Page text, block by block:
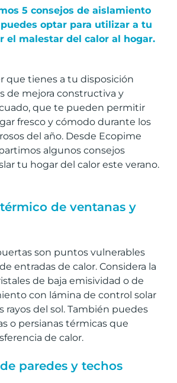
5 consejos de aislamiento
optar para utilizar a tu
el malestar del calor al hogar.
que tienes a tu disposición
de mejora constructiva y
que te pueden permitir
fresco y cómodo durante los
del año. Desde Ecopime
algunos consejos
tu hogar del calor este verano.
de ventanas y
son puntos vulnerables
entradas de calor. Considera la
de baja emisividad o de
con lámina de control solar
rayos del sol. También puedes
o persianas térmicas que
de calor.
paredes y techos